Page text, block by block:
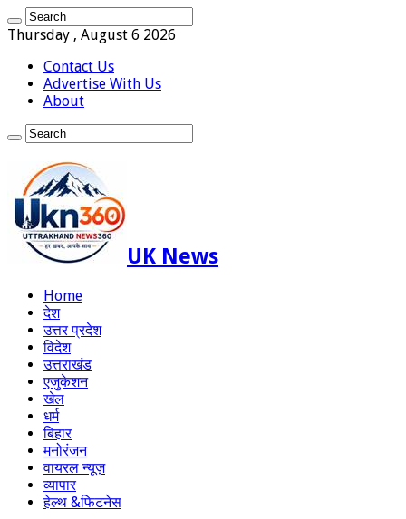
Thursday , August 6 2026
Contact Us
Advertise With Us
About
UK News
Home
देश
उत्तर प्रदेश
विदेश
उत्तराखंड
एजुकेशन
खेल
धर्म
बिहार
मनोरंजन
वायरल न्यूज़
व्यापार
हेल्थ &फिटनेस